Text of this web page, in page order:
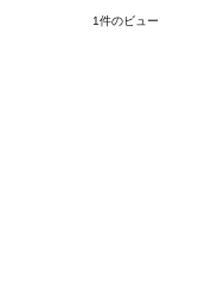
1件のビュー